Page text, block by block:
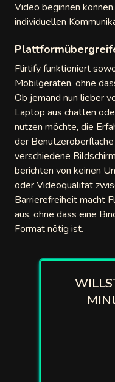
Video beginnen
individuellen
Flirtify funktioniert
Mobilgeräten, ohne
Ob jemand nun lieber
Laptop aus chatten
nutzen möchte, die
der
verschiedene
berichten von keinen
oder Videoqualität
Barrierefreiheit macht
aus, ohne dass eine
Format nötig ist.